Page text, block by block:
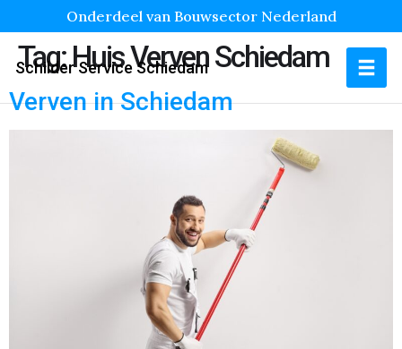
Onderdeel van Bouwsector Nederland
Schilder Service Schiedam
Tag:Huis Verven Schiedam
Verven in Schiedam